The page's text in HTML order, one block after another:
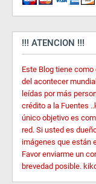
!!! ATENCION !!!
Este Blog tiene
del acontecer
leídas por más
crédito a la Fuentes
único objetivo es
red. Si usted es
imágenes que están
Favor enviarme un
brevedad posible.